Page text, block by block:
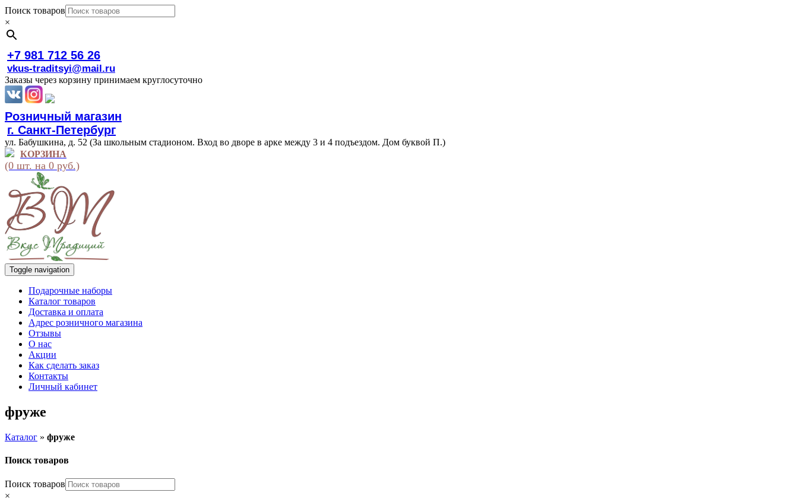
Поиск товаров
×
+7 981 712 56 26
vkus-traditsyi@mail.ru
Заказы через корзину принимаем круглосуточно
Розничный магазин
г. Санкт-Петербург
ул. Бабушкина, д. 52 (За школьным стадионом. Вход во дворе в арке между 3 и 4 подъездом. Дом буквой П.)
КОРЗИНА
(0 шт. на 0 руб.)
Toggle navigation
Подарочные наборы
Каталог товаров
Доставка и оплата
Адрес розничного магазина
Отзывы
О нас
Акции
Как сделать заказ
Контакты
Личный кабинет
фруже
Каталог » фруже
Поиск товаров
Поиск товаров
×